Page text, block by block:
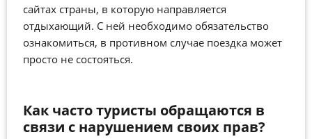
сайтах страны, в которую направляется
отдыхающий. С ней необходимо обязательство
ознакомиться, в противном случае поездка может
просто не состояться.
Как часто туристы обращаются в
связи с нарушением своих прав?